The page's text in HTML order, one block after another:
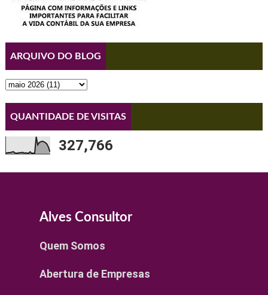
ARQUIVO DO BLOG
QUANTIDADE DE VISITAS
327,766
Alves Consultor
Quem Somos
Abertura de Empresas